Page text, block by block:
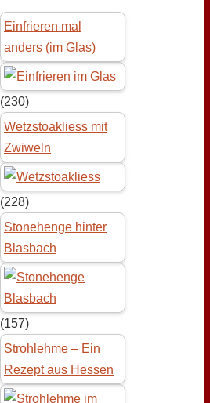
Einfrieren mal
anders (im Glas)
(230)
Wetzstoakliess mit
Zwiweln
(228)
Stonehenge hinter
Blasbach
(157)
Strohlehme – Ein
Rezept aus Hessen